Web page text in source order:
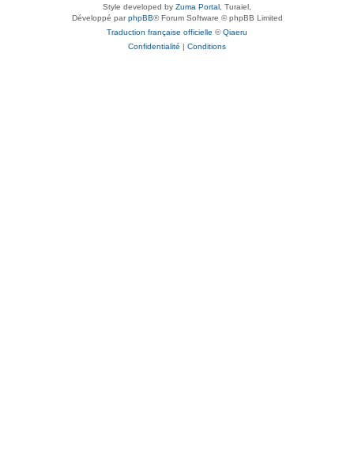
Style developed by Zuma Portal , Turaiel,
Développé parphpBB® Forum Software © phpBB Limited
Traduction française officielle ©Qiaeru
Confidentialité | Conditions